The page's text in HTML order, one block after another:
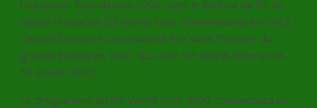
l’European Tour depuis 2009, avec le tournoi de fin de
saison rebaptisé DP World Tour Championship en 2012.
L’accord annonce une nouvelle ère dans l’histoire du
groupe European Tour, qui, avec DP World, fêtera ses
50 ans en 2022.
Le programme du DP World Tour 2022 comprendra un